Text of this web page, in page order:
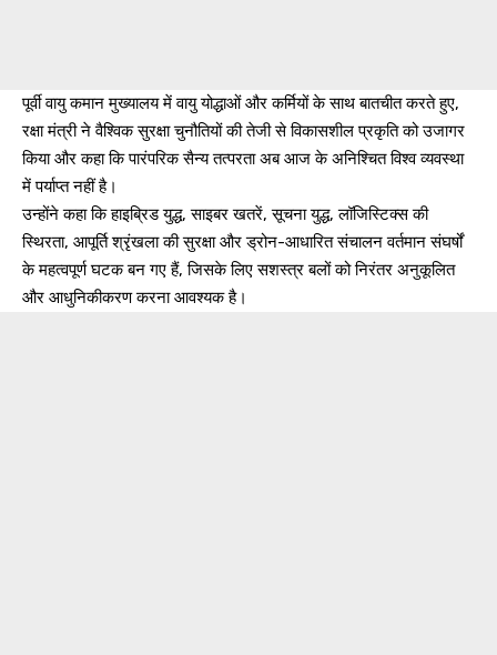
पूर्वी वायु कमान मुख्यालय में वायु योद्धाओं और कर्मियों के साथ बातचीत करते हुए,
रक्षा मंत्री ने वैश्विक सुरक्षा चुनौतियों की तेजी से विकासशील प्रकृति को उजागर
किया और कहा कि पारंपरिक सैन्य तत्परता अब आज के अनिश्चित विश्व व्यवस्था
में पर्याप्त नहीं है।
उन्होंने कहा कि हाइब्रिड युद्ध, साइबर खतरें, सूचना युद्ध, लॉजिस्टिक्स की
स्थिरता, आपूर्ति श्रृंखला की सुरक्षा और ड्रोन-आधारित संचालन वर्तमान संघर्षों
के महत्वपूर्ण घटक बन गए हैं, जिसके लिए सशस्त्र बलों को निरंतर अनुकूलित
और आधुनिकीकरण करना आवश्यक है।